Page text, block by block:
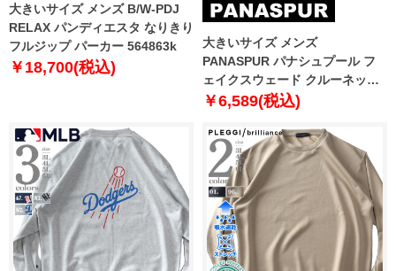
大きいサイズ メンズ B/W-PDJ
RELAX パンディエスタ なりきり
フルジップ パーカー 564863k
￥18,700(税込)
大きいサイズ メンズ
PANASPUR パナシュプール フ
ェイクスウェード クルーネック
トレーナー 4401-724z
￥6,589(税込)